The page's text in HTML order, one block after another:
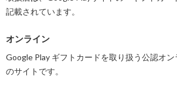
記載されています。
オンライン
Google Play ギフトカードを取り扱う公認オ
のサイトです。